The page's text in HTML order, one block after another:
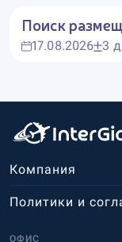
Поиск
17.08.2026 3
Компания
ОФИС
Политики и